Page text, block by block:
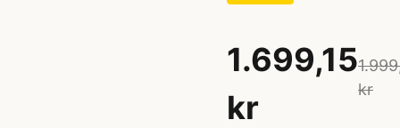
1.699,15
kr
kr